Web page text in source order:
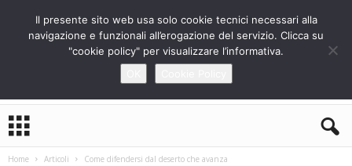
S
Home Articoli Come difendersi dal deserto che avanza
Il presente sito web usa solo cookie tecnici necessari alla
navigazione e funzionali all’erogazione del servizio. Clicca su
"cookie policy" per visualizzare l’informativa.